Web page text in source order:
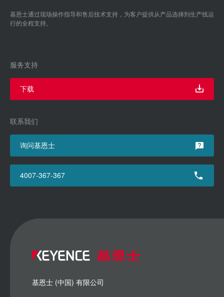
基恩士通过现场操作指导和售后技术支持，为客户提供从产品选择到生产线运
行的全程支持。
服务支持
下载
联系我们
询问基恩士
4007-367-367
基恩士 (中国) 有限公司